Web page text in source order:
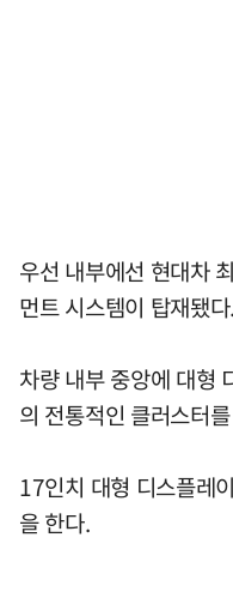
우선 내부에선 현대차
먼트 시스템이 탑재됐다.
차량 내부 중앙에 대형
의 전통적인 클러스터
17인치 대형 디스플레
을 한다.